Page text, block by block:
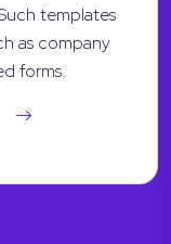
templates
as company
forms.